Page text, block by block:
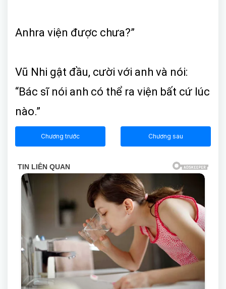
Anhra viện được chưa?”
Vũ Nhi gật đầu, cười với anh và nói:
“Bác sĩ nói anh có thể ra viện bất cứ lúc
nào.”
Chương trước Chương sau